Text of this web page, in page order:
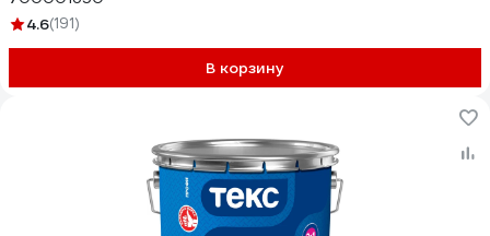
4.6(191)
В корзину